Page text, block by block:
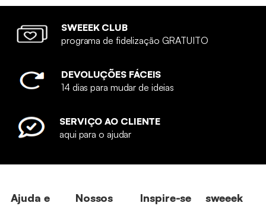
SWEEEK CLUB
programa de fidelização GRATUITO
DEVOLUÇÕES FÁCEIS
14 dias para mudar de ideias
SERVIÇO AO CLIENTE
aqui para o ajudar
Ajuda e
Nossos
Inspire-se sweeek